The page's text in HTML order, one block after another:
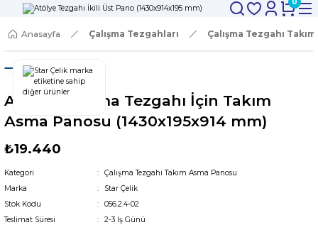
Anasayfa Çalışma Tezgahları Çalışma Tezgahı
Atölye Çalışma Tezgahı İçin Takım
Asma Panosu (1430x195x914 mm)
₺19.440
Kategori
Çalışma Tezgahı Takım Asma Panosu
Marka
Star Çelik
Stok Kodu
056.2.4-02
Teslimat Süresi
2-3 İş Günü